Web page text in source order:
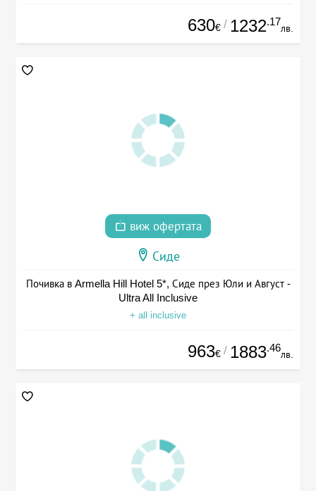
630€ / 1232.17
лв.
виж офертата
Сиде
Почивка в Armella Hill Hotel 5*, Сиде през Юли и Август -
Ultra All Inclusive
+ all inclusive
963€ / 1883.46
лв.